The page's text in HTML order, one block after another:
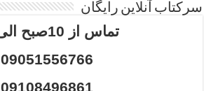
سرکتاب آنلاین رایگان
تماس از 10صبح الی 21
09051556766
09108496861